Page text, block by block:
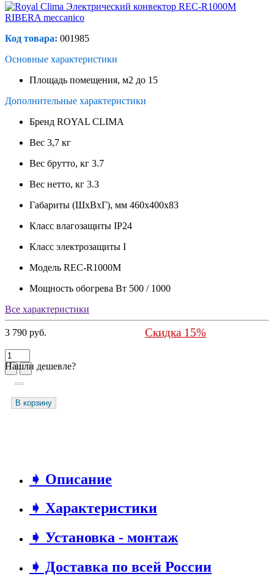
Код товара: 001985
Основные характеристики
Площадь помещения, м2 до 15
Дополнительные характеристики
Бренд ROYAL CLIMA
Вес 3,7 кг
Вес брутто, кг 3.7
Вес нетто, кг 3.3
Габариты (ШхВхГ), мм 460х400х83
Класс влагозащиты IP24
Класс электрозащиты I
Модель REC-R1000M
Мощность обогрева Вт 500 / 1000
Все характеристики
3 790 руб.
Нашли дешевле?
Скидка 15%
В корзину
➧ Описание
➧ Характеристики
➧ Установка - монтаж
➧ Доставка по всей России